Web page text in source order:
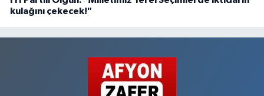
kulağını çekecek!"